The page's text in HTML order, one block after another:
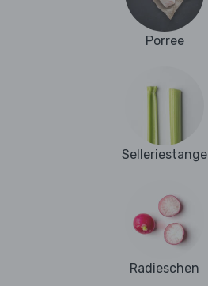
Porree
Selleriestange
Radieschen